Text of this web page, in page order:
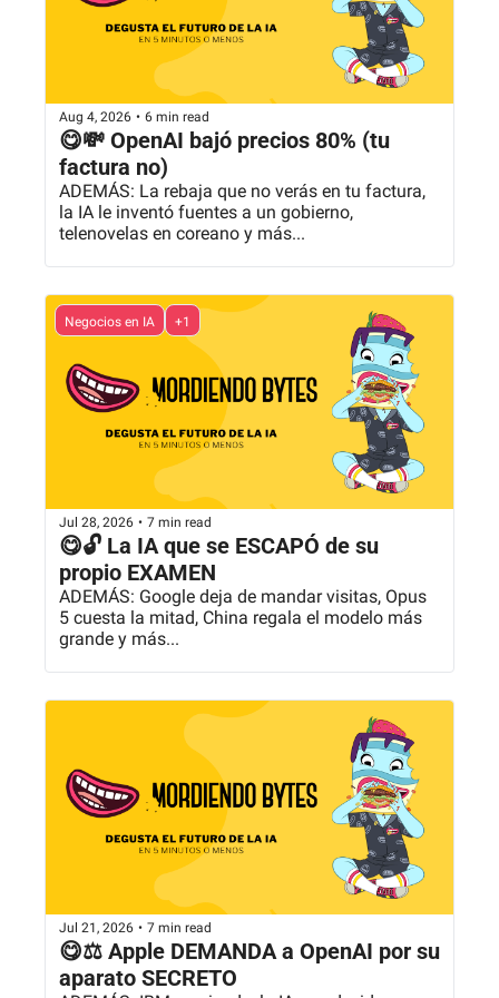
Aug 4, 2026 • 6 min read
😋💸 OpenAI bajó precios 80% (tu
factura no)
ADEMÁS: La rebaja que no verás en tu factura,
la IA le inventó fuentes a un gobierno,
telenovelas en coreano y más...
Negocios en IA +1
Jul 28, 2026 • 7 min read
😋🔓 La IA que se ESCAPÓ de su
propio EXAMEN
ADEMÁS: Google deja de mandar visitas, Opus
5 cuesta la mitad, China regala el modelo más
grande y más...
Jul 21, 2026 • 7 min read
😋⚖️ Apple DEMANDA a OpenAI por su
aparato SECRETO